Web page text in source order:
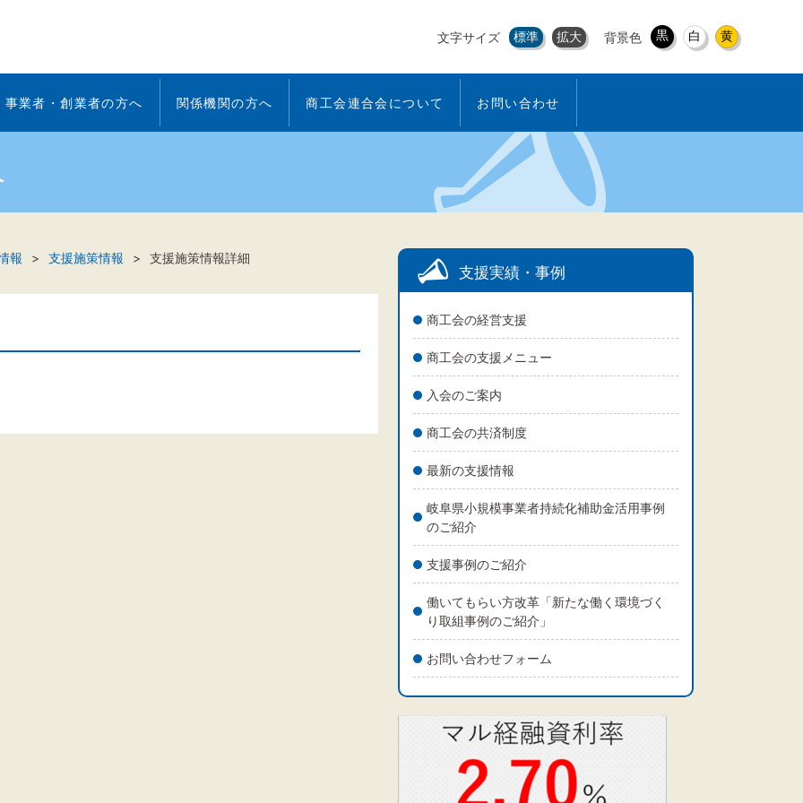
文字サイズ 標準 拡大 背景色 黒 白 黄
事業者・創業者の方へ 関係機関の方へ 商工会連合会について お問い合わせ
支援実績・事例
商工会の経営支援
商工会の支援メニュー
入会のご案内
商工会の共済制度
最新の支援情報
岐阜県小規模事業者持続化補助金活用事例
のご紹介
支援事例のご紹介
働いてもらい方改革「新たな働く環境づく
り取組事例のご紹介」
お問い合わせフォーム
報 支援施策情報 支援施策情報詳細